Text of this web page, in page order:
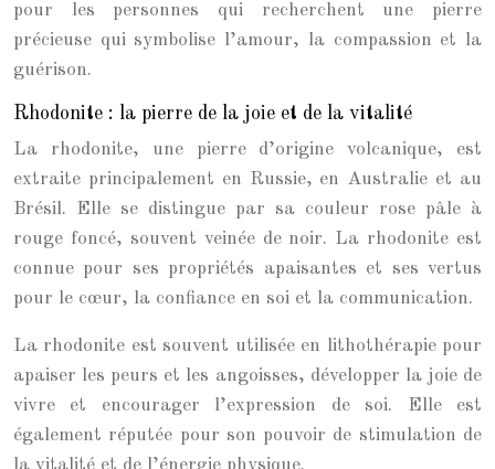
pour les personnes qui recherchent une pierre
précieuse qui symbolise l’amour, la compassion et la
guérison.
Rhodonite : la pierre de la joie et de la vitalité
La rhodonite, une pierre d’origine volcanique, est
extraite principalement en Russie, en Australie et au
Brésil. Elle se distingue par sa couleur rose pâle à
rouge foncé, souvent veinée de noir. La rhodonite est
connue pour ses propriétés apaisantes et ses vertus
pour le cœur, la confiance en soi et la communication.
La rhodonite est souvent utilisée en lithothérapie pour
apaiser les peurs et les angoisses, développer la joie de
vivre et encourager l’expression de soi. Elle est
également réputée pour son pouvoir de stimulation de
la vitalité et de l’énergie physique.